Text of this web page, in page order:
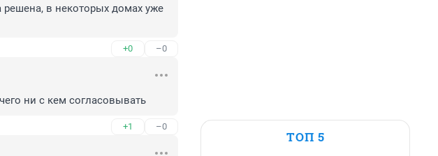
в некоторых домах уже
+0 –0
ни с кем согласовывать
+1 –0
ТОП 5